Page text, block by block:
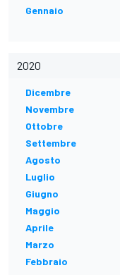
Gennaio
2020
Dicembre
Novembre
Ottobre
Settembre
Agosto
Luglio
Giugno
Maggio
Aprile
Marzo
Febbraio